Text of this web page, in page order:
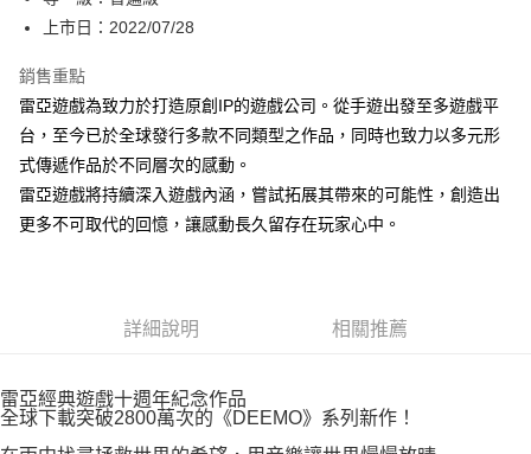
【「AFTEE先享後付」結帳流程】
１．於結帳方式選擇「AFTEE先享後付」後，將跳轉至「AFTEE先享後付」
２．訂單成立數日內，您將收到繳費通知簡訊。
ATM／網路銀行／等多元方式進行付款，方視為交易完成。
※ 請注意：結帳手續完成當下不需立刻繳費，但若您需要取消訂單，請聯絡
購買商品的店家。未經商家同意取消之訂單仍視為有效，需透過AFTEE先享
後付繳納相關費用。
※ 交易是否成功請以「AFTEE先享後付 」之結帳頁面顯示為準，若有關於
是否繳費成功／繳費後需取消欲退款等相關疑問，請聯繫「AFTEE先享後付
易，需依本服務之必要範圍內提供個人資料，並將交易相關給付款項請求債
https://aftee.tw/terms/#terms3
３．未成年的使用者請事先徵得法定代理人或監護人之同意方可使用
「AFTEE先享後付」，若未經同意申辦者引起之損失，本公司不負相關責
每筆NT$80，滿NT$500(含以上)免運費
每筆NT$80，滿NT$500(含以上)免運費
付款後萊爾富取貨
每筆NT$80，滿NT$500(含以上)免運費
宅配
上市日：2022/07/28
銷售重點
雷亞遊戲為致力於打造原創IP的遊戲公司。從手遊出發至多遊戲平
台，至今已於全球發行多款不同類型之作品，同時也致力以多元形
式傳遞作品於不同層次的感動。
雷亞遊戲將持續深入遊戲內涵，嘗試拓展其帶來的可能性，創造出
更多不可取代的回憶，讓感動長久留存在玩家心中。
詳細說明 相關推薦
雷亞經典遊戲十週年紀念作品
全球下載突破2800萬次的《DEEMO》系列新作！